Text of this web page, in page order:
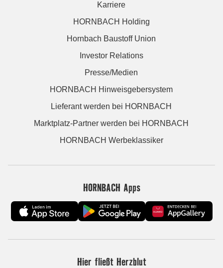
Karriere
HORNBACH Holding
Hornbach Baustoff Union
Investor Relations
Presse/Medien
HORNBACH Hinweisgebersystem
Lieferant werden bei HORNBACH
Marktplatz-Partner werden bei HORNBACH
HORNBACH Werbeklassiker
HORNBACH Apps
Hier fließt Herzblut